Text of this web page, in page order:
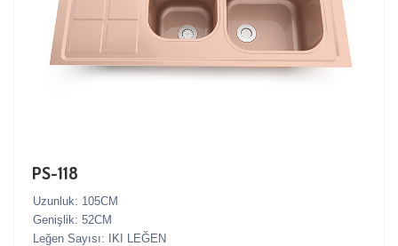
PS-118
Uzunluk: 105CM
Genişlik: 52CM
Leğen Sayısı: IKI LEĞEN